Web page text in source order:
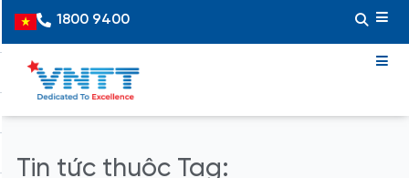
content
Vietnamese
1800 9400
Tin tức thuộc Tag: